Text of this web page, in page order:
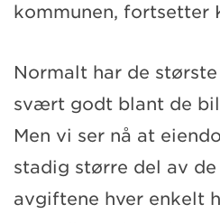
kommunen, fortsetter
Normalt har de
svært godt blant de
Men vi ser nå at
stadig større del av
avgiftene hver enkelt